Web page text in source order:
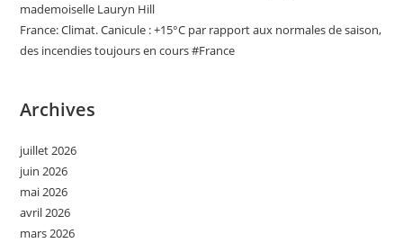
mademoiselle Lauryn Hill
France: Climat. Canicule : +15°C par rapport aux normales de saison,
des incendies toujours en cours #France
Archives
juillet 2026
juin 2026
mai 2026
avril 2026
mars 2026